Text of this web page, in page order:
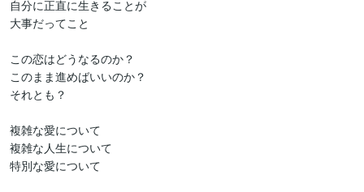
自分に正直に生きることが
大事だってこと
この恋はどうなるのか？
このまま進めばいいのか？
それとも？
複雑な愛について
複雑な人生について
特別な愛について